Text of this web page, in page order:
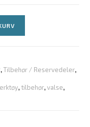
,Tilbehør / Reservedeler,
,tilbehør,valse,